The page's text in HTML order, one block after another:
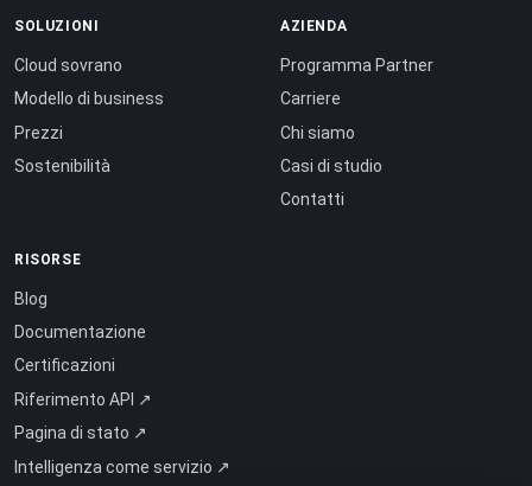
SOLUZIONI
Cloud sovrano
Modello di business
Prezzi
Sostenibilità
AZIENDA
Programma Partner
Carriere
Chi siamo
Casi di studio
Contatti
RISORSE
Blog
Documentazione
Certificazioni
Riferimento API ↗
Pagina di stato ↗
Intelligenza come servizio ↗